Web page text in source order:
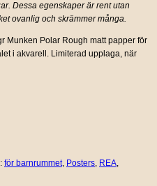
Dessa egenskaper är rent utan
ovanlig och skrämmer många.
Munken Polar Rough matt papper för
i akvarell. Limiterad upplaga, när
för barnrummet, Posters, REA,